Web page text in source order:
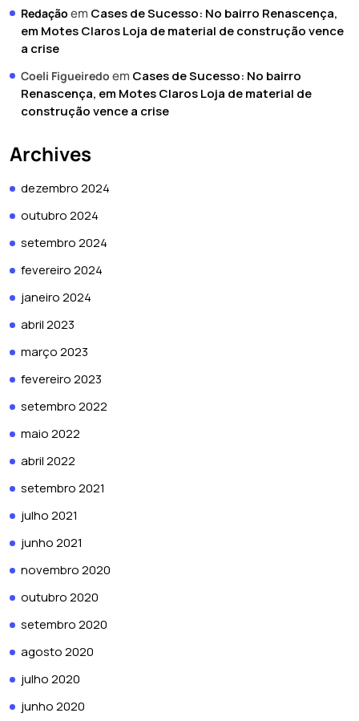
Redação em Cases de Sucesso: No bairro Renascença,
em Motes Claros Loja de material de construção vence
a crise
Coeli Figueiredo em Cases de Sucesso: No bairro
Renascença, em Motes Claros Loja de material de
construção vence a crise
Archives
dezembro 2024
outubro 2024
setembro 2024
fevereiro 2024
janeiro 2024
abril 2023
março 2023
fevereiro 2023
setembro 2022
maio 2022
abril 2022
setembro 2021
julho 2021
junho 2021
novembro 2020
outubro 2020
setembro 2020
agosto 2020
julho 2020
junho 2020